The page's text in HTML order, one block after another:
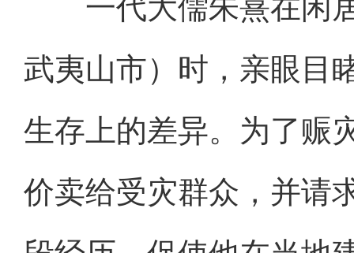
一代大儒朱熹在闲居
武夷山市）时，亲眼目
生存上的差异。为了赈
价卖给受灾群众，并请